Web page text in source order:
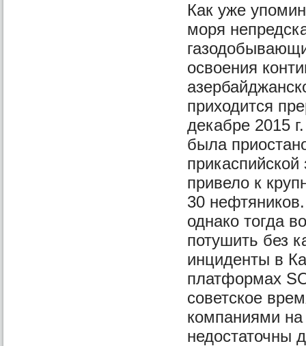
Как уже
моря
освоения
приходится
декабре 2015
была
привело к
30
однако тогда
потушить без
инциденты в
платформах
советское
компаниями
недостаточны